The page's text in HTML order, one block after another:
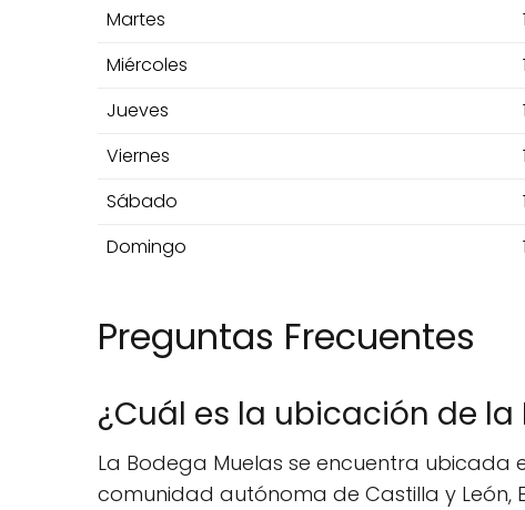
Martes
Miércoles
Jueves
Viernes
Sábado
Domingo
Preguntas Frecuentes
¿Cuál es la ubicación de la
La Bodega Muelas se encuentra ubicada
comunidad autónoma de Castilla y León,